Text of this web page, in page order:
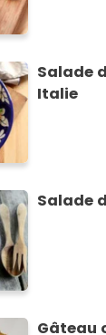
Salade
Italie
Salade
Gâteau